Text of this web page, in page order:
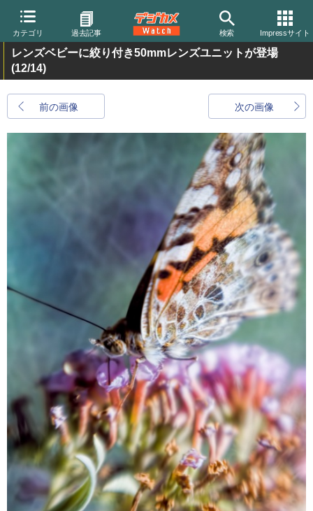
カテゴリ 過去記事 検索 Impressサイト
レンズベビーに絞り付き50mmレンズユニットが登場
(12/14)
前の画像 次の画像